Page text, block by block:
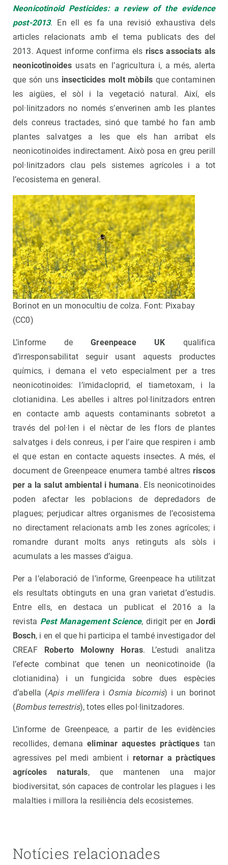
Neonicotinoid Pesticides: a review of the evidence
post-2013. En ell es fa una revisió exhaustiva dels
articles relacionats amb el tema publicats des del
2013. Aquest informe confirma els riscs associats als
neonicotinoides usats en l’agricultura i, a més, alerta
que són uns insecticides molt mòbils que contaminen
les aigües, el sòl i la vegetació natural. Així, els
pol·linitzadors no només s’enverinen amb les plantes
dels conreus tractades, sinó que també ho fan amb
plantes salvatges a les que els han arribat els
neonicotinoides indirectament. Això posa en greu perill
pol·linitzadors clau pels sistemes agrícoles i a tot
l’ecosistema en general.
Borinot en un monocultiu de colza. Font: Pixabay
(CC0)
L’informe deGreenpeace UK qualifica
d’irresponsabilitat seguir usant aquests productes
químics, i demana el veto especialment per a tres
neonicotinoides: l’imidacloprid, el tiametoxam, i la
clotianidina. Les abelles i altres pol·linitzadors entren
en contacte amb aquests contaminants sobretot a
través del pol·len i el nèctar de les flors de plantes
salvatges i dels conreus, i per l’aire que respiren i amb
el que estan en contacte aquests insectes. A més, el
document de Greenpeace enumera també altresriscos
per a la salut ambiental i humana. Els neonicotinoides
poden afectar les poblacions de depredadors de
plagues; perjudicar altres organismes de l’ecosistema
no directament relacionats amb les zones agrícoles; i
romandre durant molts anys retinguts als sòls i
acumulats a les masses d’aigua.
Per a l’elaboració de l’informe, Greenpeace ha utilitzat
els resultats obtinguts en una gran varietat d’estudis.
Entre ells, en destaca un publicat el 2016 a la
revista Pest Management Science, dirigit per enJordi
Bosch, i en el que hi participa el també investigador del
CREAF Roberto Molowny Horas. L’estudi analitza
l’efecte combinat que tenen un neonicotinoide (la
clotianidina) i un fungicida sobre dues espècies
d’abella (Apis mellifera i Osmia bicornis) i un borinot
(Bombus terrestris), totes elles pol·linitzadores.
L’informe de Greenpeace, a partir de les evidències
recollides, demanaeliminar aquestes pràctiquestan
agressives pel medi ambient i retornar a pràctiques
agrícoles naturals, que mantenen una major
biodiversitat, són capaces de controlar les plagues i les
malalties i millora la resiliència dels ecosistemes.
Notícies relacionades